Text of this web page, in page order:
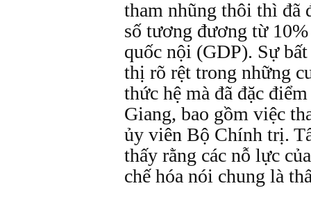
tham nhũng thôi thì đã
số tương đương từ
quốc nội (GDP). Sự
thị rõ rệt trong những
thức hệ mà đã đặc
Giang, bao gồm việc
ủy viên Bộ Chính trị.
thấy rằng các nỗ lực
chế hóa nói chung là